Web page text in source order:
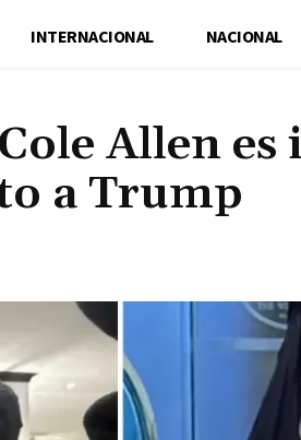
INTERNACIONAL NACIONAL
Allen
a Trump